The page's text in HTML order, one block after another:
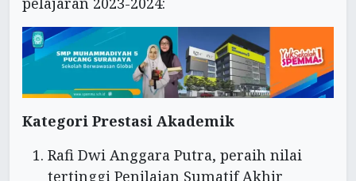
Kategori Prestasi Akademik
Rafi Dwi Anggara Putra, peraih nilai
tertinggi Penilaian Sumatif Akhir